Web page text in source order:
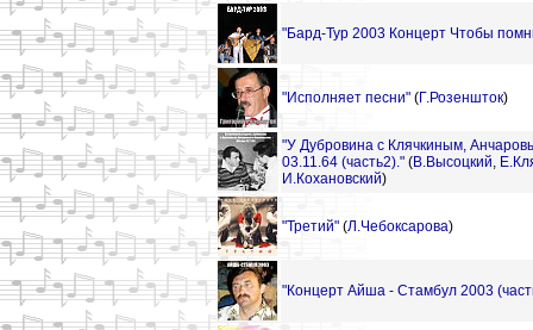
"Бард-Тур 2003 Концерт Чтобы
"Исполняет песни" (Г.Розеншток)
"У Дубровина с Клячкиным,
03.11.64 (часть2)." (В.Высоцкий,
И.Кохановский)
"Третий" (Л.Чебоксарова)
"Концерт Айша - Стамбул 2003